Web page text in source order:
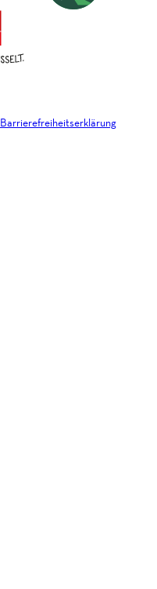
Barrierefreiheitserklärung